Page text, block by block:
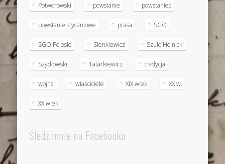
Potworowski powstanie powstaniec
powstanie styczniowe prasa SGO
SGO Polesie Sienkiewicz Szulc-Holnicki
Szydłowski Tatarkiewicz tradycja
wojna właściciele XIX wiek XX w.
XX wiek
Śledź mnie na Facebooku